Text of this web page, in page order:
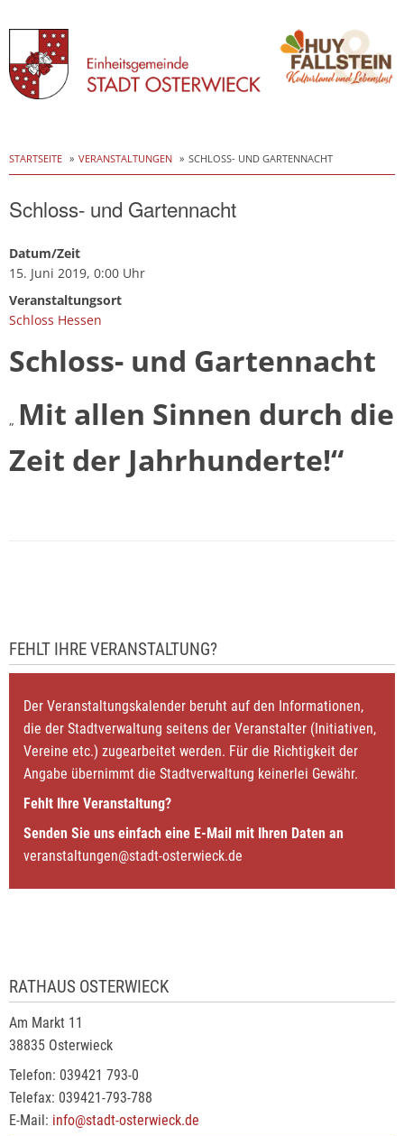
to
content
STARTSEITE VERANSTALTUNGEN SCHLOSS- UND GARTENNACHT
Schloss- und Gartennacht
Datum/Zeit
15. Juni 2019, 0:00 Uhr
Veranstaltungsort
Schloss Hessen
Schloss- und Gartennacht
„ Mit allen Sinnen durch die
Zeit der Jahrhunderte!“
FEHLT IHRE VERANSTALTUNG?
Der Veranstaltungskalender beruht auf den Informationen,
die der Stadtverwaltung seitens der Veranstalter (Initiativen,
Vereine etc.) zugearbeitet werden. Für die Richtigkeit der
Angabe übernimmt die Stadtverwaltung keinerlei Gewähr.
Fehlt Ihre Veranstaltung?
Senden Sie uns einfach eine E-Mail mit Ihren Daten an
veranstaltungen@stadt-osterwieck.de
RATHAUS OSTERWIECK
Am Markt 11
38835 Osterwieck
Telefon: 039421 793-0
Telefax: 039421-793-788
E-Mail: info@stadt-osterwieck.de